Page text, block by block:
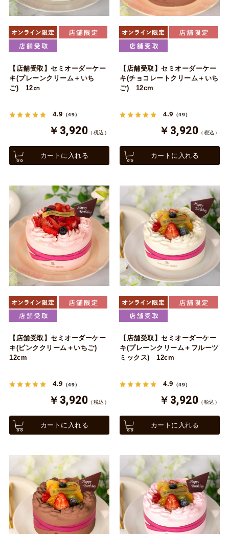
【店舗受取】セミオーダーケー
キ(プレーンクリーム＋いち
ご) 12㎝
4.9 （49）
￥3,920 （税込）
カートに入れる
【店舗受取】セミオーダーケー
キ(チョコレートクリーム＋いち
ご) 12cm
4.9 （49）
￥3,920 （税込）
カートに入れる
【店舗受取】セミオーダーケー
キ(ピンククリーム＋いちご)
12cm
4.9 （49）
￥3,920 （税込）
カートに入れる
【店舗受取】セミオーダーケー
キ(プレーンクリーム＋フルーツ
ミックス) 12cm
4.9 （49）
￥3,920 （税込）
カートに入れる